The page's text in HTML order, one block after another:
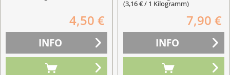
4,50 €
INFO
(3,16 € / 1 Kilogramm)
7,90 €
INFO